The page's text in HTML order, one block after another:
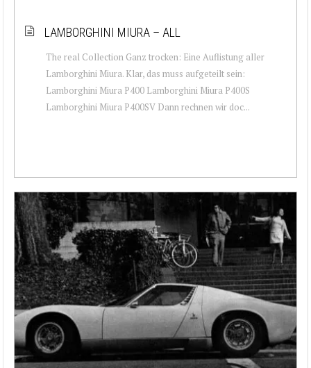
LAMBORGHINI MIURA – ALL
The real Collection Ganz trocken: Eine Auflistung aller
Lamborghini Miura. Klar, das muss aufgeteilt sein:
Lamborghini Miura P400 Lamborghini Miura P400S
Lamborghini Miura P400SV Dann rechnen wir doc...